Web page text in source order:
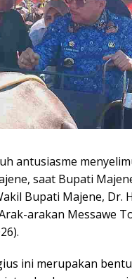
antusiasme
saat Bupati
Bupati Majene, Dr.
arakan Messawe
ini merupakan